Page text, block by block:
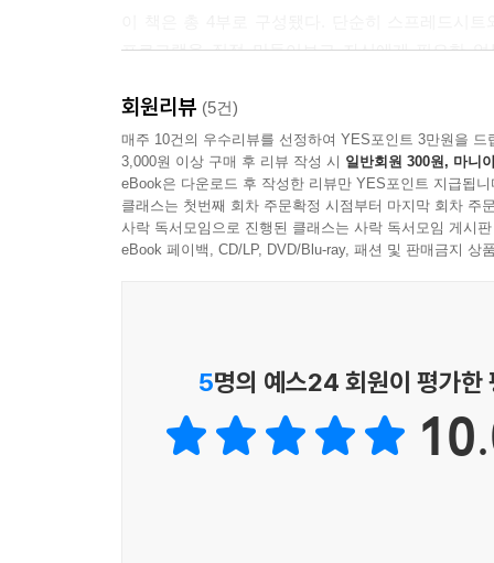
프로그램을 직접 만들어보고 자신에게 필요한
발송 프로그램을 만들면서 프로그래밍에 필요한
스크립트를 연동해 스케줄 등록 프로그램, 재고
있도록 했다. 만능 협업 도구, 스프레드시트와 앱
주요 내용
- 앱스 스크립트로 캘린더 등록, 문서 발행 등 직접
회원리뷰 (5건)
매주 10건의 우수리뷰를 선정하여 YES포인트 3만원을 드
3,000원 이상 구매 후 리뷰 작성 시 일반회원 300원, 마니
eBook은 다운로드 후 작성한 리뷰만 YES포인트 지급됩니
클래스는 첫번째 회차 주문확정 시점부터 마지막 회차 주
사락 독서모임으로 진행된 클래스는 사락 독서모임 게시
eBook 페이백, CD/LP, DVD/Blu-ray, 패션 및 판매금지 상
5명의 예스24 회원이 평가한